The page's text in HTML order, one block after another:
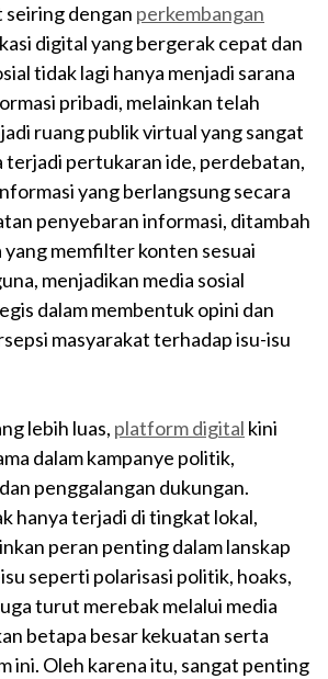
seiring dengan perkembangan
digital yang bergerak cepat dan
tidak lagi hanya menjadi sarana
pribadi, melainkan telah
ruang publik virtual yang sangat
terjadi pertukaran ide, perdebatan,
yang berlangsung secara
penyebaran informasi, ditambah
memfilter konten sesuai
menjadikan media sosial
dalam membentuk opini dan
masyarakat terhadap isu-isu
lebih luas, platform digital kini
dalam kampanye politik,
penggalangan dukungan.
hanya terjadi di tingkat lokal,
peran penting dalam lanskap
seperti polarisasi politik, hoaks,
turut merebak melalui media
betapa besar kekuatan serta
ini. Oleh karena itu, sangat penting